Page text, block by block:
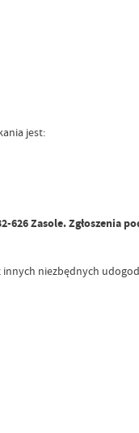
jest:
626 Zasole. Zgłoszenia
niezbędnych